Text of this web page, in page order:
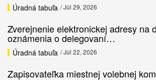
Úradná tabuľa / Júl 29, 2026
Zverejnenie elektronickej adresy na
oznámenia o delegovaní…
Úradná tabuľa / Júl 22, 2026
Zapisovateľka miestnej volebnej